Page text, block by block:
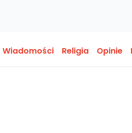
Wiadomości Religia Opinie